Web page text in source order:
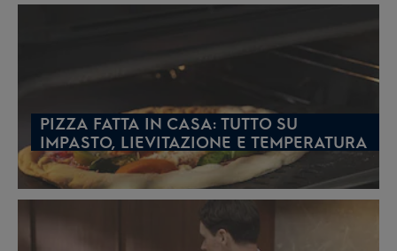
PIZZA FATTA IN CASA: TUTTO SU
IMPASTO, LIEVITAZIONE E TEMPERATURA